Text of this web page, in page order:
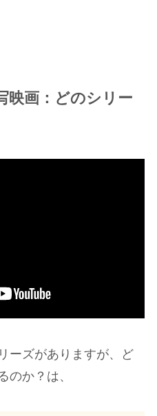
映画：どのシリー
ーズがありますが、ど
のか？は、